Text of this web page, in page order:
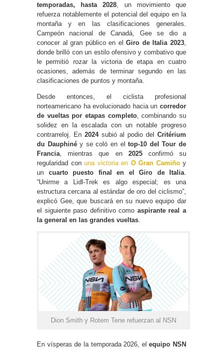
temporadas, hasta 2028 , un movimiento que
refuerza notablemente el potencial del equipo en la
montaña y en las clasificaciones generales.
Campeón nacional de Canadá, Gee se dio a
conocer al gran público en elGiro de Italia 2023
donde brilló con un estilo ofensivo y combativo que
le permitió rozar la victoria de etapa en cuatro
ocasiones, además de terminar segundo en las
clasificaciones de puntos y montaña.
Desde entonces, el ciclista profesional
norteamericano ha evolucionado hacia un corredor
de vueltas por etapas completo, combinando su
solidez en la escalada con un notable progreso
contrarreloj. En 2024subió al podio delCritérium
du Dauphinéy se coló en eltop-10 del Tour de
Francia , mientras que en 2025confirmó su
regularidad con una victoria en O Gran Camiñoy
un cuarto puesto final en el Giro de Italia
“Unirme a Lidl-Trek es algo especial; es una
estructura cercana al estándar de oro del ciclismo”,
explicó Gee, que buscará en su nuevo equipo dar
el siguiente paso definitivo como aspirante real a
la general en las grandes vueltas
Dion Smith y Rotem Tene refuerzan al NSN
En vísperas de la temporada 2026, elequipo NSN